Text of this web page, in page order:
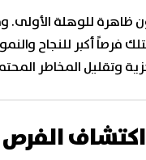
ظاهرة للوهلة الأولى.
فرصاً أكبر للنجاح
وتقليل المخاطر